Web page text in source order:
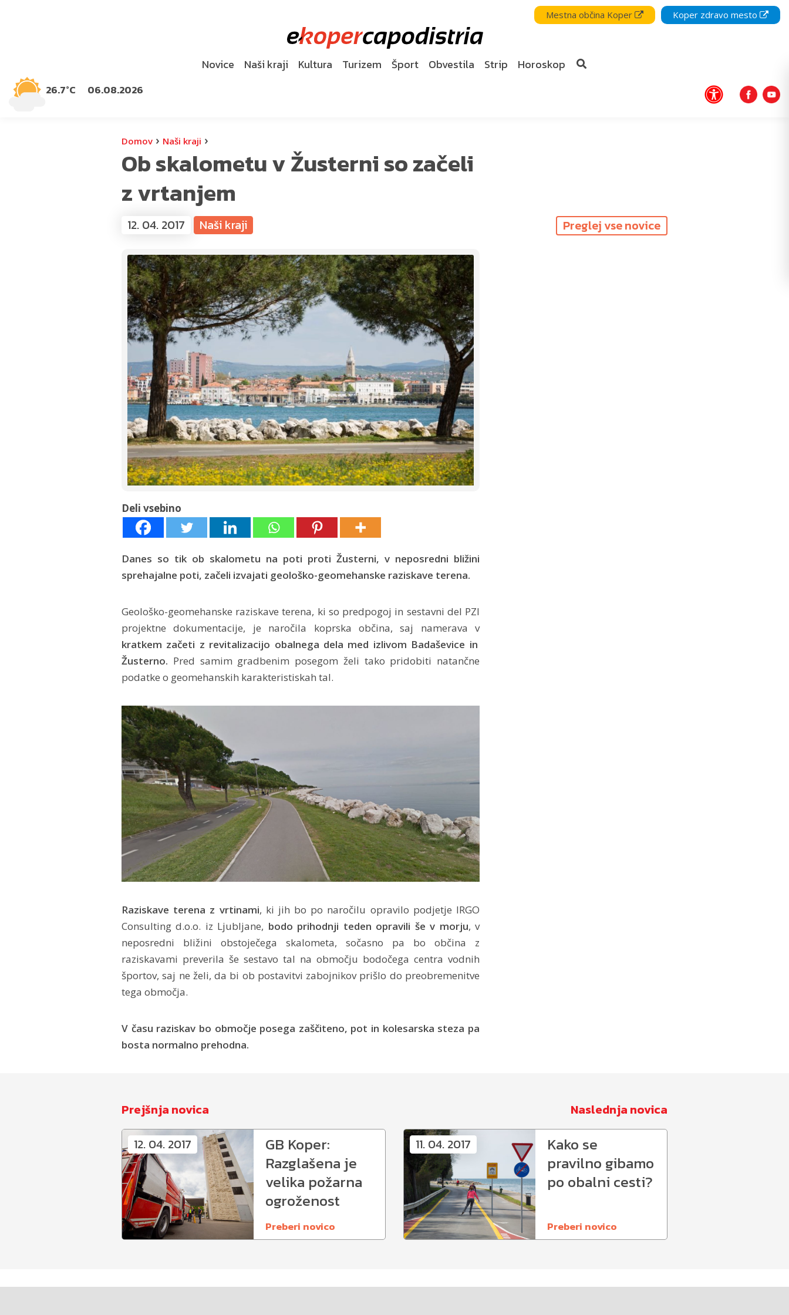
Mestna občina Koper Koper zdravo mesto
26.7°C 06.08.2026
Novice Naši kraji Kultura Turizem Šport Obvestila Strip Horoskop
Domov › Naši kraji ›
Ob skalometu v Žusterni so začeli
z vrtanjem
12. 04. 2017 Naši kraji Preglej vse novice
Deli vsebino
Danes so tik ob skalometu na poti proti Žusterni, v neposredni bližini
sprehajalne poti, začeli izvajati geološko-geomehanske raziskave terena.
Geološko-geomehanske raziskave terena, ki so predpogoj in sestavni del PZI
projektne dokumentacije, je naročila koprska občina, saj namerava v
kratkem začeti z revitalizacijo obalnega dela med izlivom Badaševice in
Žusterno. Pred samim gradbenim posegom želi tako pridobiti natančne
podatke o geomehanskih karakteristiskah tal.
Raziskave terena z vrtinami, ki jih bo po naročilu opravilo podjetje IRGO
Consulting d.o.o. iz Ljubljane, bodo prihodnji teden opravili še v morju, v
neposredni bližini obstoječega skalometa, sočasno pa bo občina z
raziskavami preverila še sestavo tal na območju bodočega centra vodnih
športov, saj ne želi, da bi ob postavitvi zabojnikov prišlo do preobremenitve
tega območja.
V času raziskav bo območje posega zaščiteno, pot in kolesarska steza pa
bosta normalno prehodna.
Prejšnja novica
Naslednja novica
12. 04. 2017
GB Koper:
Razglašena je
velika požarna
ogroženost
Preberi novico
11. 04. 2017
Kako se
pravilno gibamo
po obalni cesti?
Preberi novico